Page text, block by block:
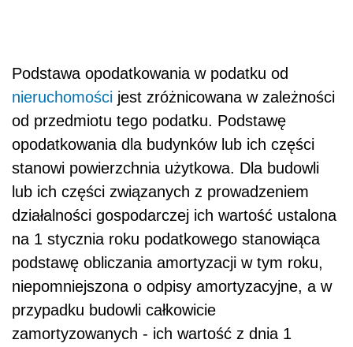
Podstawa opodatkowania w podatku od
nieruchomości jest zróżnicowana w zależności
od przedmiotu tego podatku. Podstawę
opodatkowania dla budynków lub ich części
stanowi powierzchnia użytkowa. Dla budowli
lub ich części związanych z prowadzeniem
działalności gospodarczej ich wartość ustalona
na 1 stycznia roku podatkowego stanowiąca
podstawę obliczania amortyzacji w tym roku,
niepomniejszona o odpisy amortyzacyjne, a w
przypadku budowli całkowicie
zamortyzowanych - ich wartość z dnia 1